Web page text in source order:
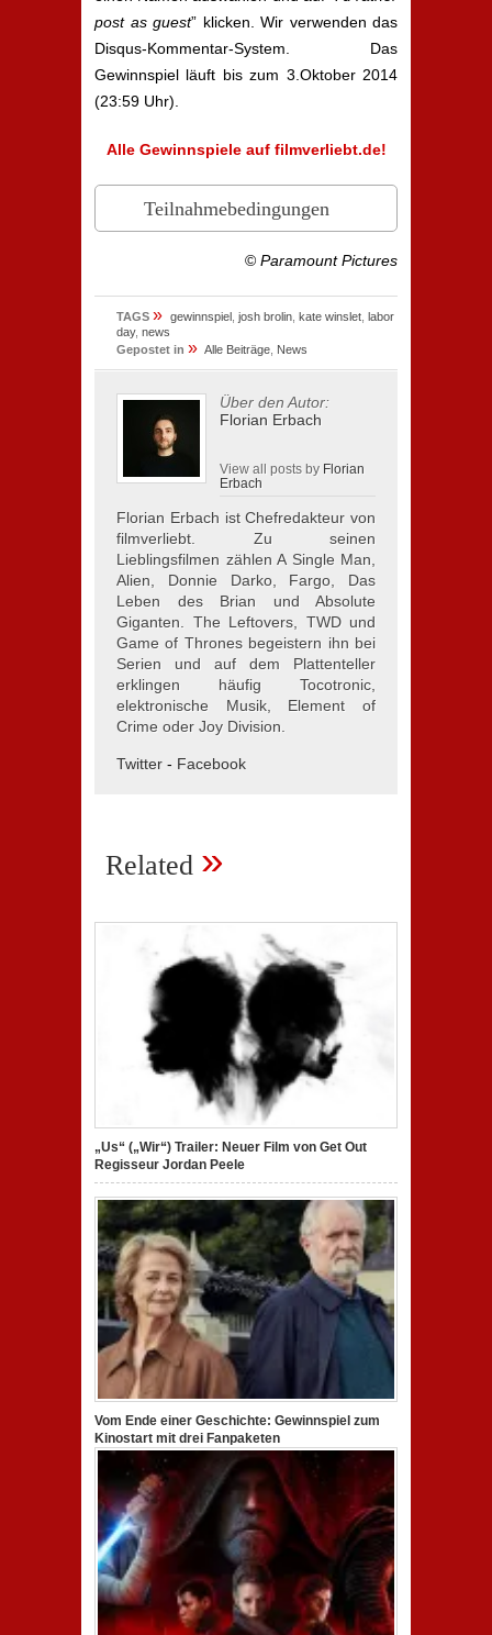
post as guest” klicken. Wir verwenden das
Disqus-Kommentar-System. Das
Gewinnspiel läuft bis zum 3.Oktober 2014
(23:59 Uhr).
Alle Gewinnspiele auf filmverliebt.de!
Teilnahmebedingungen
© Paramount Pictures
TAGS » gewinnspiel josh brolin kate winslet labor
day, news
Gepostet in » Alle Beiträge News
Über den Autor:
Florian Erbach
View all posts by Florian
Erbach
Florian Erbach ist Chefredakteur von
filmverliebt. Zu seinen
Lieblingsfilmen zählen A Single Man,
Alien, Donnie Darko, Fargo, Das
Leben des Brian und Absolute
Giganten. The Leftovers, TWD und
Game of Thrones begeistern ihn bei
Serien und auf dem Plattenteller
erklingen häufig Tocotronic,
elektronische Musik, Element of
Crime oder Joy Division.
Twitter - Facebook
Related »
„Us“ („Wir“) Trailer: Neuer Film von Get Out
Regisseur Jordan Peele
Vom Ende einer Geschichte: Gewinnspiel zum
Kinostart mit drei Fanpaketen